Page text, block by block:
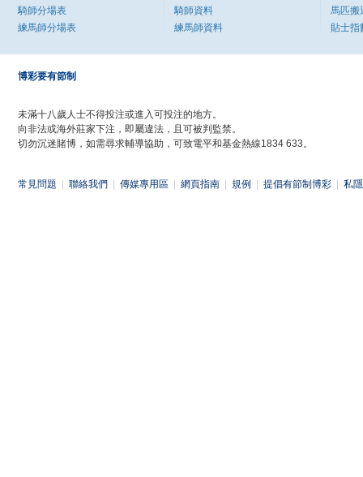
騎師分場表
練馬師分場表
騎師資料
練馬師資料
馬匹搬
貼士指
博彩要有節制
未滿十八歲人士不得投注或進入可投注的地方。
向非法或海外莊家下注，即屬違法，且可被判監禁。
切勿沉迷賭博，如需尋求輔導協助，可致電平和基金熱線1834 633。
常見問題 聯絡我們 傳媒專用區 網頁指南 規例 提倡有節制博彩 私